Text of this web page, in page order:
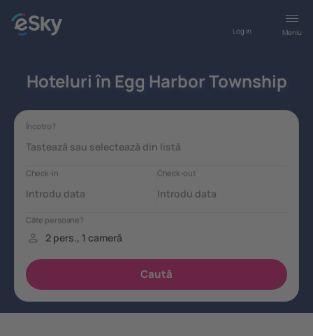
Meniu
Log in
Hoteluri în Egg Harbor Township